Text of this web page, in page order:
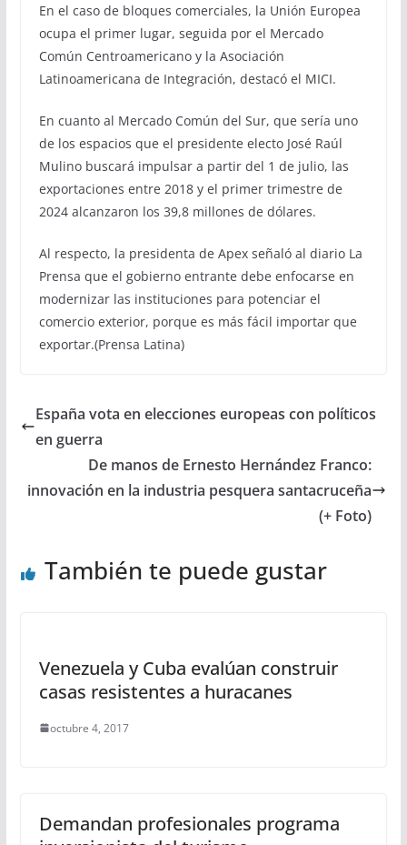
En el caso de bloques comerciales, la Unión Europea
ocupa el primer lugar, seguida por el Mercado
Común Centroamericano y la Asociación
Latinoamericana de Integración, destacó el MICI.
En cuanto al Mercado Común del Sur, que sería uno
de los espacios que el presidente electo José Raúl
Mulino buscará impulsar a partir del 1 de julio, las
exportaciones entre 2018 y el primer trimestre de
2024 alcanzaron los 39,8 millones de dólares.
Al respecto, la presidenta de Apex señaló al diario La
Prensa que el gobierno entrante debe enfocarse en
modernizar las instituciones para potenciar el
comercio exterior, porque es más fácil importar que
exportar.(Prensa Latina)
España vota en elecciones europeas con políticos
en guerra
De manos de Ernesto Hernández Franco:
innovación en la industria pesquera santacruceña
(+ Foto)
También te puede gustar
Venezuela y Cuba evalúan construir
casas resistentes a huracanes
octubre 4, 2017
Demandan profesionales programa